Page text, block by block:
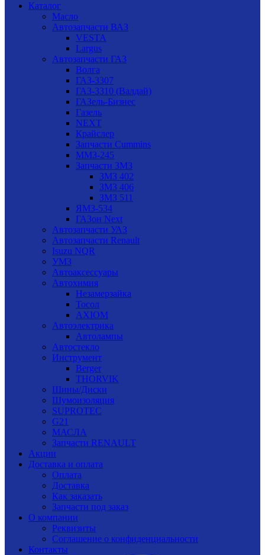
Каталог
Масло
Автозапчасти ВАЗ
VESTA
Largus
Автозапчасти ГАЗ
Волга
ГАЗ-3307
ГАЗ-3310 (Валдай)
ГАЗель-Бизнес
Газель
NEXT
Крайслер
Запчасти Cummins
ММЗ-245
Запчасти ЗМЗ
ЗМЗ 402
ЗМЗ 406
ЗМЗ 511
ЯМЗ-534
ГАЗон Next
Автозапчасти УАЗ
Автозапчасти Renault
Isuzu NQR
УМЗ
Автоаксессуары
Автохимия
Незамерзайка
Тосол
AXIOM
Автоэлектрика
Автолампы
Автостекло
Инструмент
Berger
THORVIK
Шины/Диски
Шумоизоляция
SUPROTEC
G21
МАСЛА
Запчасти RENAULT
Акции
Доставка и оплата
Оплата
Доставка
Как заказать
Запчасти под заказ
О компании
Реквизиты
Соглашение о конфиденциальности
Контакты